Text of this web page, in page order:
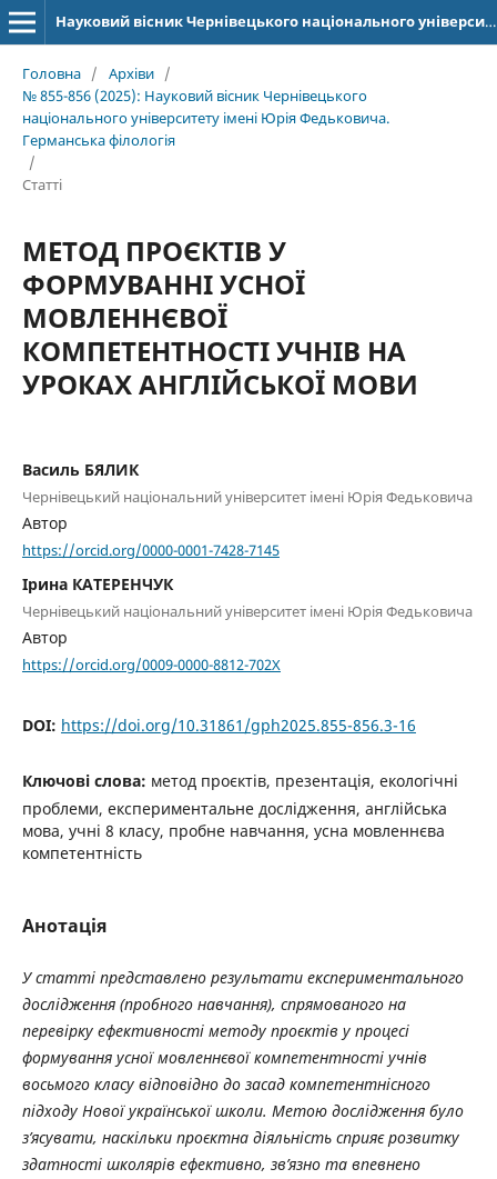
Науковий вісник Чернівецького національного університету імені Юрія Федьковича. Серія: Германська філологія
Головна / Архіви /
№ 855-856 (2025): Науковий вісник Чернівецького
національного університету імені Юрія Федьковича.
Германська філологія
/
Статті
МЕТОД ПРОЄКТІВ У
ФОРМУВАННІ УСНОЇ
МОВЛЕННЄВОЇ
КОМПЕТЕНТНОСТІ УЧНІВ НА
УРОКАХ АНГЛІЙСЬКОЇ МОВИ
Василь БЯЛИК
Чернівецький національний університет імені Юрія Федьковича
Автор
https://orcid.org/0000-0001-7428-7145
Ірина КАТЕРЕНЧУК
Чернівецький національний університет імені Юрія Федьковича
Автор
https://orcid.org/0009-0000-8812-702X
DOI: https://doi.org/10.31861/gph2025.855-856.3-16
Ключові слова: метод проєктів, презентація, екологічні
проблеми, експериментальне дослідження, англійська
мова, учні 8 класу, пробне навчання, усна мовленнєва
компетентність
Анотація
У статті представлено результати експериментального
дослідження (пробного навчання), спрямованого на
перевірку ефективності методу проєктів у процесі
формування усної мовленнєвої компетентності учнів
восьмого класу відповідно до засад компетентнісного
підходу Нової української школи. Метою дослідження було
з’ясувати, наскільки проєктна діяльність сприяє розвитку
здатності школярів ефективно, зв’язно та впевнено